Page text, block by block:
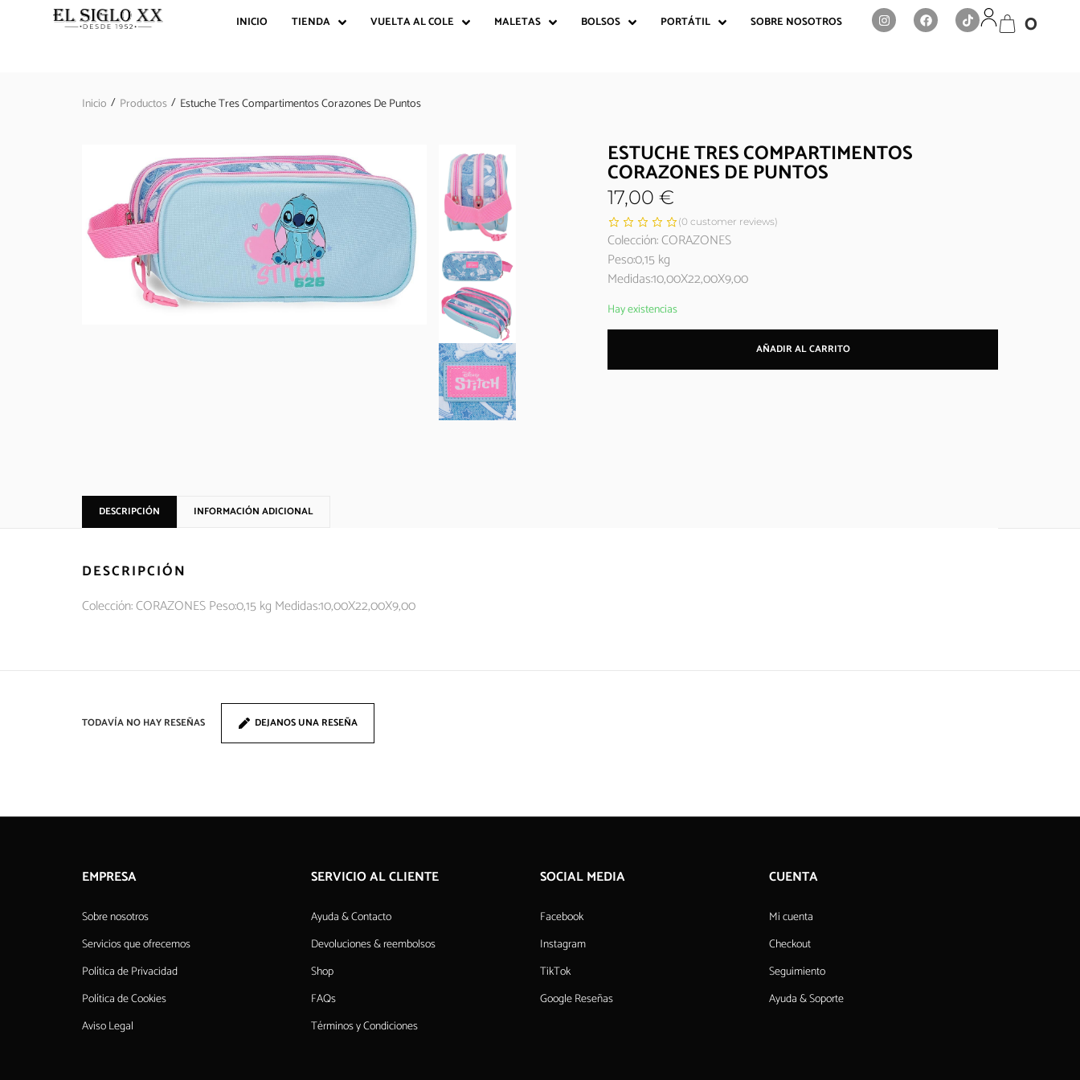
INICIO TIENDA VUELTA AL COLE MALETAS BOLSOS PORTÁTIL SOBRE NOSOTROS 0
Inicio / Productos / Estuche Tres Compartimentos Corazones De Puntos
ESTUCHE TRES COMPARTIMENTOS
CORAZONES DE PUNTOS
17,00 €
(0 customer reviews)
Colección: CORAZONES
Peso:0,15 kg
Medidas:10,00X22,00X9,00
Hay existencias
AÑADIR AL CARRITO
DESCRIPCIÓN INFORMACIÓN ADICIONAL
DESCRIPCIÓN
Colección: CORAZONES Peso:0,15 kg Medidas:10,00X22,00X9,00
TODAVÍA NO HAY RESEÑAS DEJANOS UNA RESEÑA
EMPRESA
Sobre nosotros
Servicios que ofrecemos
Política de Privacidad
Política de Cookies
Aviso Legal
SERVICIO AL CLIENTE
Ayuda & Contacto
Devoluciones & reembolsos
Shop
FAQs
Términos y Condiciones
SOCIAL MEDIA
Facebook
Instagram
TikTok
Google Reseñas
CUENTA
Mi cuenta
Checkout
Seguimiento
Ayuda & Soporte